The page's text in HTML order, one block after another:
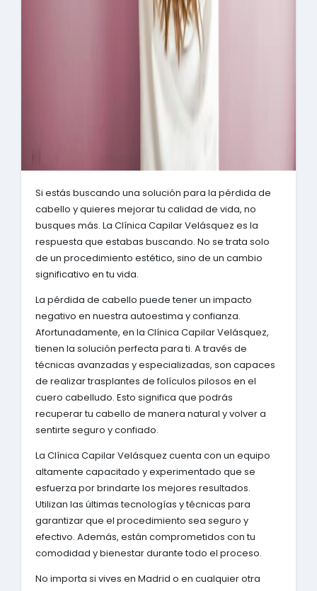
Si estás buscando una solución para la pérdida de
cabello y quieres mejorar tu calidad de vida, no
busques más. La Clínica Capilar Velásquez es la
respuesta que estabas buscando. No se trata solo
de un procedimiento estético, sino de un cambio
significativo en tu vida.
La pérdida de cabello puede tener un impacto
negativo en nuestra autoestima y confianza.
Afortunadamente, en la Clínica Capilar Velásquez,
tienen la solución perfecta para ti. A través de
técnicas avanzadas y especializadas, son capaces
de realizar trasplantes de folículos pilosos en el
cuero cabelludo. Esto significa que podrás
recuperar tu cabello de manera natural y volver a
sentirte seguro y confiado.
La Clínica Capilar Velásquez cuenta con un equipo
altamente capacitado y experimentado que se
esfuerza por brindarte los mejores resultados.
Utilizan las últimas tecnologías y técnicas para
garantizar que el procedimiento sea seguro y
efectivo. Además, están comprometidos con tu
comodidad y bienestar durante todo el proceso.
No importa si vives en Madrid o en cualquier otra